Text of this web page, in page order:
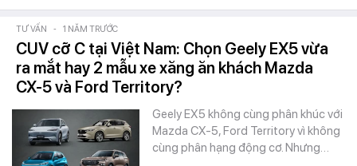
TƯ VẤN - 1 NĂM TRƯỚC
CUV cỡ C tại Việt Nam: Chọn Geely EX5 vừa
ra mắt hay 2 mẫu xe xăng ăn khách Mazda
CX-5 và Ford Territory?
Geely EX5 không cùng phân khúc với
Mazda CX-5, Ford Territory vì không
cùng phân hạng động cơ. Nhưng…